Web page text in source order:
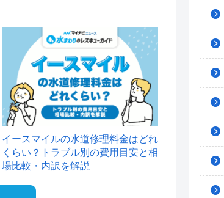
イースマイルの水道修理料金はどれ
くらい？トラブル別の費用目安と相
場比較・内訳を解説